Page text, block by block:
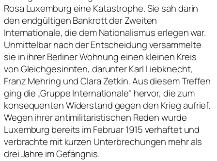
Rosa Luxemburg eine Katastrophe. Sie sah darin
den endgültigen Bankrott der Zweiten
Internationale, die dem Nationalismus erlegen war.
Unmittelbar nach der Entscheidung versammelte
sie in ihrer Berliner Wohnung einen kleinen Kreis
von Gleichgesinnten, darunter Karl Liebknecht,
Franz Mehring und Clara Zetkin. Aus diesem Treffen
ging die „Gruppe Internationale“ hervor, die zum
konsequenten Widerstand gegen den Krieg aufrief.
Wegen ihrer antimilitaristischen Reden wurde
Luxemburg bereits im Februar 1915 verhaftet und
verbrachte mit kurzen Unterbrechungen mehr als
drei Jahre im Gefängnis.